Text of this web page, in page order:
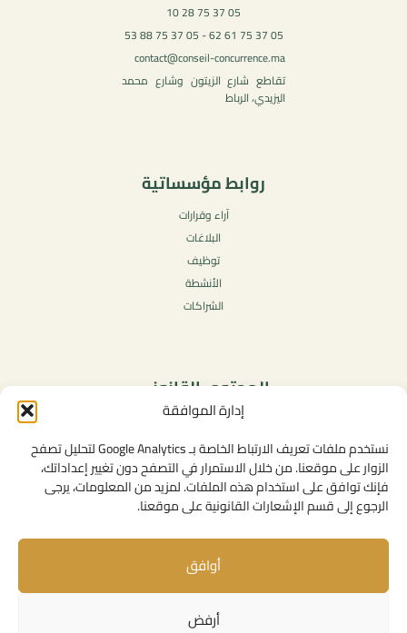
إدارة الموافقة
نستخدم ملفات تعريف الارتباط الخاصة بـ Google Analytics لتحليل تصفح
الزوار على موقعنا. من خلال الاستمرار في التصفح دون تغيير إعداداتك،
فإنك توافق على استخدام هذه الملفات. لمزيد من المعلومات، يرجى
الرجوع إلى قسم الإشعارات القانونية على موقعنا.
أوافق
أرفض
05 37 75 28 10
05 37 75 61 62 - 05 37 75 88 53
contact@conseil-concurrence.ma
تقاطع شارع الزيتون وشارع محمد
اليزيدي، الرباط
روابط مؤسساتية
آراء وقرارات
البلاغات
توظيف
الأنشطة
الشراكات
المحتوى القانوني
سياسة الخصوصية
شروط الاستخدام العامة
الإشعارات القانونية
سياسة ملفات تعريف الارتباط (الكوكيز)
روابط مفيدة
الإتصال بنا
المهام